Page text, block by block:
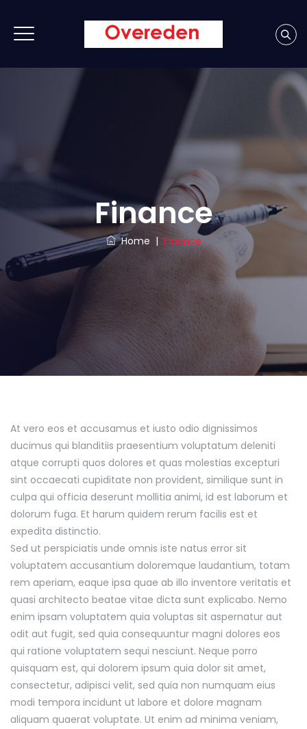
Finance
Home | Finance
At vero eos et accusamus et iusto odio dignissimos
ducimus qui blanditiis praesentium voluptatum deleniti
atque corrupti quos dolores et quas molestias excepturi
sint occaecati cupiditate non provident, similique sunt in
culpa qui officia deserunt mollitia animi, id est laborum et
dolorum fuga. Et harum quidem rerum facilis est et
expedita distinctio.
Sed ut perspiciatis unde omnis iste natus error sit
voluptatem accusantium doloremque laudantium, totam
rem aperiam, eaque ipsa quae ab illo inventore veritatis et
quasi architecto beatae vitae dicta sunt explicabo. Nemo
enim ipsam voluptatem quia voluptas sit aspernatur aut
odit aut fugit, sed quia consequuntur magni dolores eos
qui ratione voluptatem sequi nesciunt. Neque porro
quisquam est, qui dolorem ipsum quia dolor sit amet,
consectetur, adipisci velit, sed quia non numquam eius
modi tempora incidunt ut labore et dolore magnam
aliquam quaerat voluptate. Ut enim ad minima veniam,